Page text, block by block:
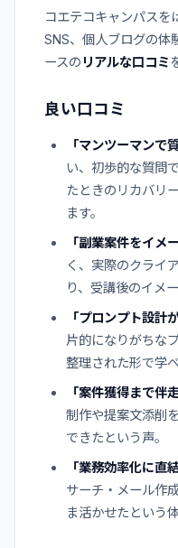
コエテコキャンパスを
SNS、個人ブログの体
ースの リアルな口コミ
良い口コミ
「マンツーマンで
い、初歩的な質問
たときのリカバリ
ます。
「副業案件をイメ
く、実際のクライ
り、受講後のイメ
「プロンプト設計
片的になりがちな
整理された形で学
「案件獲得まで伴
制作や提案文添削
できたという声。
「業務効率化に直
サーチ・メール作
ま活かせたという体